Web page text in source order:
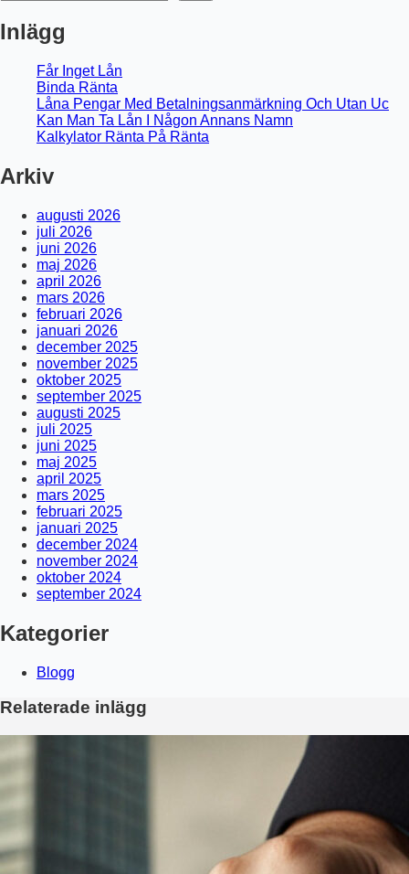
Inlägg
Får Inget Lån
Binda Ränta
Låna Pengar Med Betalningsanmärkning Och Utan Uc
Kan Man Ta Lån I Någon Annans Namn
Kalkylator Ränta På Ränta
Arkiv
augusti 2026
juli 2026
juni 2026
maj 2026
april 2026
mars 2026
februari 2026
januari 2026
december 2025
november 2025
oktober 2025
september 2025
augusti 2025
juli 2025
juni 2025
maj 2025
april 2025
mars 2025
februari 2025
januari 2025
december 2024
november 2024
oktober 2024
september 2024
Kategorier
Blogg
Relaterade inlägg